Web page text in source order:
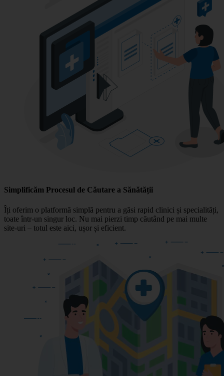
Simplificăm Procesul de Căutare a Sănătății
Îți oferim o platformă simplă pentru a găsi rapid clinici și specialități,
toate într-un singur loc. Nu mai pierzi timp căutând pe mai multe
site-uri – totul este aici, ușor și eficient.